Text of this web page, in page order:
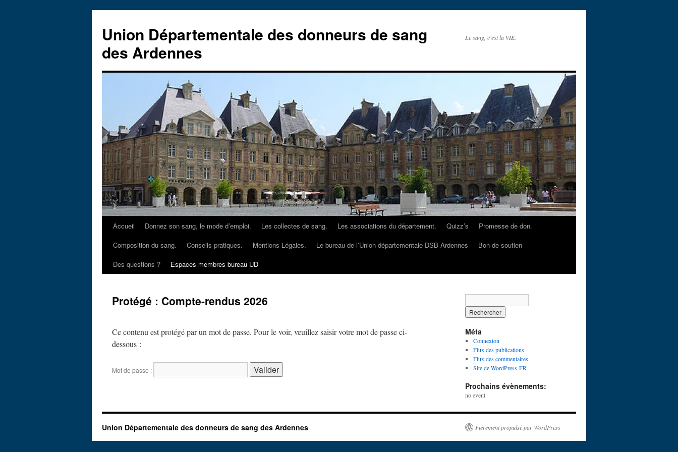
contenu
Union Départementale des donneurs de sang
des Ardennes
Le sang, c'est la VIE.
Accueil Donnez son sang, le mode d’emploi. Les collectes de sang. Les associations du département. Quizz’s
Promesse de don.
Composition du sang.
Conseils pratiques. Mentions Légales. Le bureau de l’Union départementale DSB Ardennes
Bon de soutien
Des questions ?
Espaces membres bureau UD
Protégé : Compte-rendus 2026
Ce contenu est protégé par un mot de passe. Pour le voir, veuillez saisir votre mot de passe ci-
dessous :
Mot de passe :
Méta
Connexion
Flux des publications
Flux des commentaires
Site de WordPress-FR
Prochains évènements:
no event
Union Départementale des donneurs de sang des Ardennes Fièrement propulsé par WordPress